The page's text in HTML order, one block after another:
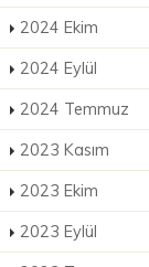
2024 Ekim
2024 Eylül
2024 Temmuz
2023 Kasım
2023 Ekim
2023 Eylül